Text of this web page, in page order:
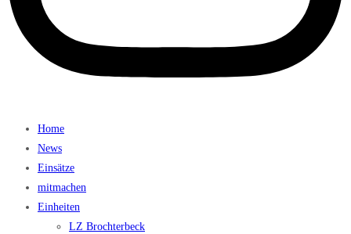
Home
News
Einsätze
mitmachen
Einheiten
LZ Brochterbeck